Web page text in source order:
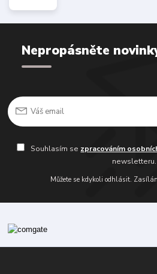
Nepropásněte
Souhlasím se zpracováním
newsletteru.
Můžete se kdykoli odhlásit.